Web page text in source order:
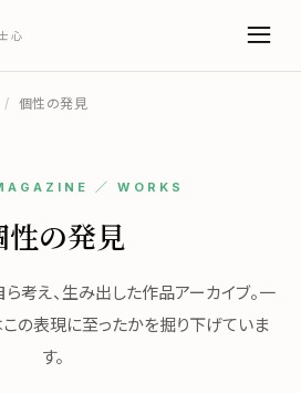
心
/ 個性の発見
／ WORKS
性の発見
考え、生み出した作品アーカイブ。一
この表現に至ったかを掘り下げていま
す。